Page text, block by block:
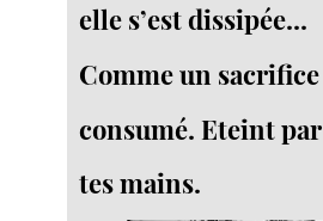
elle s’est dissipée...
Comme un sacrifice
consumé. Eteint par
tes mains.